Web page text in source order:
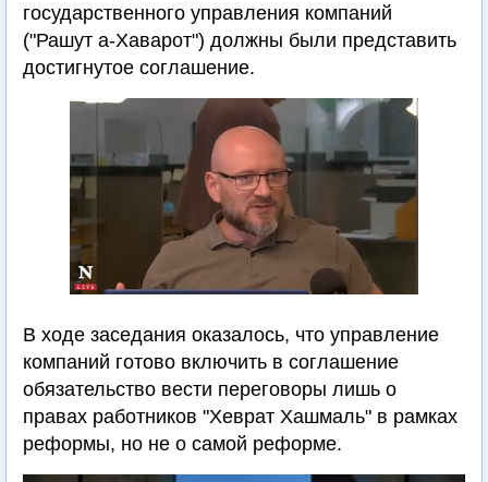
государственного управления компаний
("Рашут а-Хаварот") должны были представить
достигнутое соглашение.
В ходе заседания оказалось, что управление
компаний готово включить в соглашение
обязательство вести переговоры лишь о
правах работников "Хеврат Хашмаль" в рамках
реформы, но не о самой реформе.